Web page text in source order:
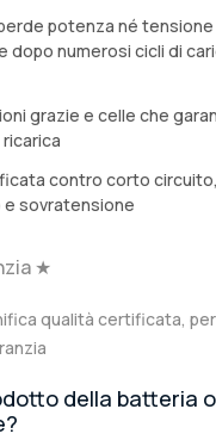
potenza né tensione
dopo numerosi cicli di
grazie e celle che
contro corto circuito,
sovratensione
★
qualità certificata,
della batteria